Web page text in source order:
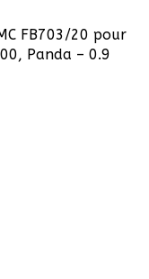
FB703/20 pour
Panda – 0.9